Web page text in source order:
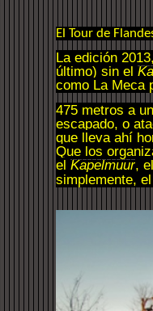
El Tour de
La edición
último) sin el
como La Meca
475 metros a
escapado, o
que lleva ahí
Que los
el Kapelmuur, el
simplemente, el